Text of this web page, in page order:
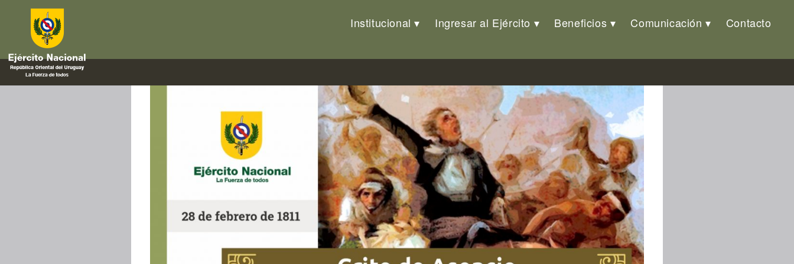
Institucional Ingresar al Ejército Beneficios Comunicación Contacto